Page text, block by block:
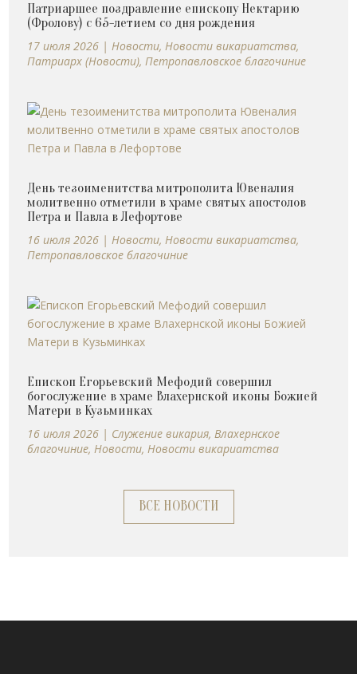
Патриаршее поздравление епископу Нектарию
(Фролову) с 65-летием со дня рождения
17 июля 2026 |Новости,Новости викариатства,
Патриарх (Новости),Петропавловское благочиние
День тезоименитства митрополита Ювеналия
молитвенно отметили в храме святых апостолов
Петра и Павла в Лефортове
16 июля 2026 |Новости,Новости викариатства,
Петропавловское благочиние
Епископ Егорьевский Мефодий совершил
богослужение в храме Влахернской иконы Божией
Матери в Кузьминках
16 июля 2026 | Cлужение викария,Влахернское
благочиние,Новости,Новости викариатства
ВСЕ НОВОСТИ